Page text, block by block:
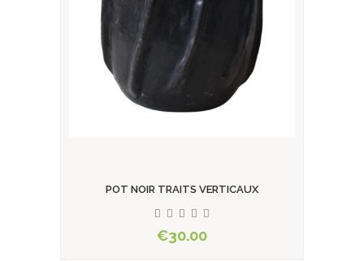
POT NOIR TRAITS VERTICAUX
€30.00